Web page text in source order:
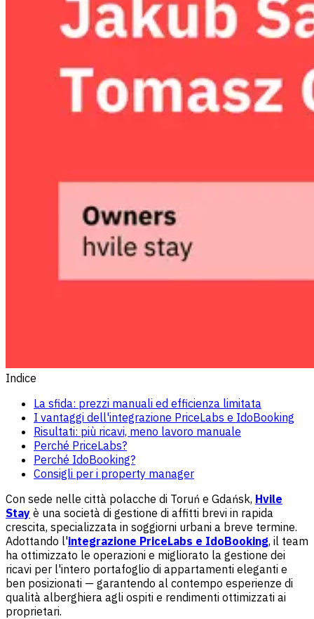
Indice
La sfida: prezzi manuali ed efficienza limitata
I vantaggi dell'integrazione PriceLabs e IdoBooking
Risultati: più ricavi, meno lavoro manuale
Perché PriceLabs?
Perché IdoBooking?
Consigli per i property manager
Con sede nelle città polacche di Toruń e Gdańsk, Hvile
Stay è una società di gestione di affitti brevi in rapida
crescita, specializzata in soggiorni urbani a breve termine.
Adottando l'integrazione PriceLabs e IdoBooking, il team
ha ottimizzato le operazioni e migliorato la gestione dei
ricavi per l'intero portafoglio di appartamenti eleganti e
ben posizionati — garantendo al contempo esperienze di
qualità alberghiera agli ospiti e rendimenti ottimizzati ai
proprietari.